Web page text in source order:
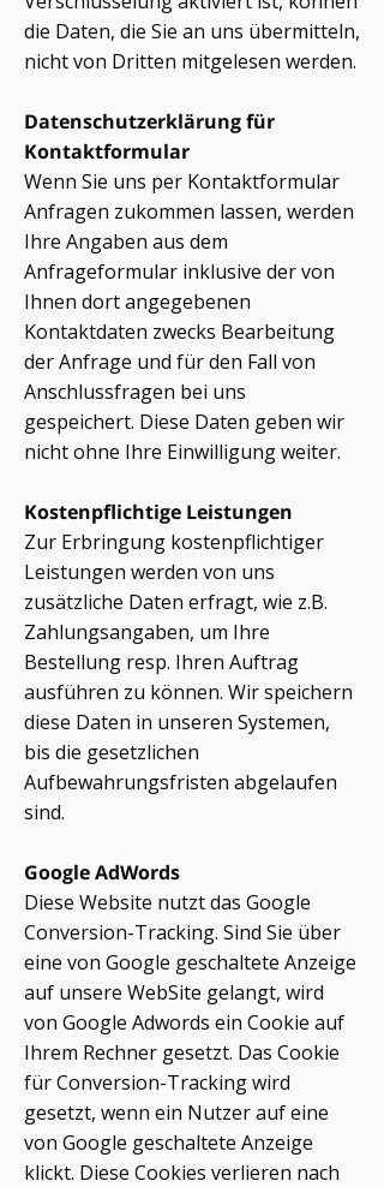
die Daten, die Sie an uns übermitteln,
nicht von Dritten mitgelesen werden.
Datenschutzerklärung für
Kontaktformular
Wenn Sie uns per Kontaktformular
Anfragen zukommen lassen, werden
Ihre Angaben aus dem
Anfrageformular inklusive der von
Ihnen dort angegebenen
Kontaktdaten zwecks Bearbeitung
der Anfrage und für den Fall von
Anschlussfragen bei uns
gespeichert. Diese Daten geben wir
nicht ohne Ihre Einwilligung weiter.
Kostenpflichtige Leistungen
Zur Erbringung kostenpflichtiger
Leistungen werden von uns
zusätzliche Daten erfragt, wie z.B.
Zahlungsangaben, um Ihre
Bestellung resp. Ihren Auftrag
ausführen zu können. Wir speichern
diese Daten in unseren Systemen,
bis die gesetzlichen
Aufbewahrungsfristen abgelaufen
sind.
Google AdWords
Diese Website nutzt das Google
Conversion-Tracking. Sind Sie über
eine von Google geschaltete Anzeige
auf unsere WebSite gelangt, wird
von Google Adwords ein Cookie auf
Ihrem Rechner gesetzt. Das Cookie
für Conversion-Tracking wird
gesetzt, wenn ein Nutzer auf eine
von Google geschaltete Anzeige
klickt. Diese Cookies verlieren nach